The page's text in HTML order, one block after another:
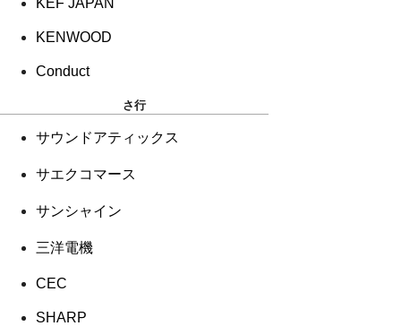
KENWOOD
Conduct
さ行
サウンドアティックス
サエクコマース
サンシャイン
三洋電機
CEC
SHARP